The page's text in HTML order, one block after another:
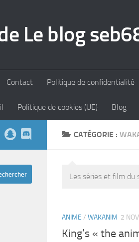
Le blog
Contact Politique de confidentialité
Politique de cookies (UE) Blog
CATÉGORIE :
Les séries et film du
ANIME / WAKANIM 2
King’s « the